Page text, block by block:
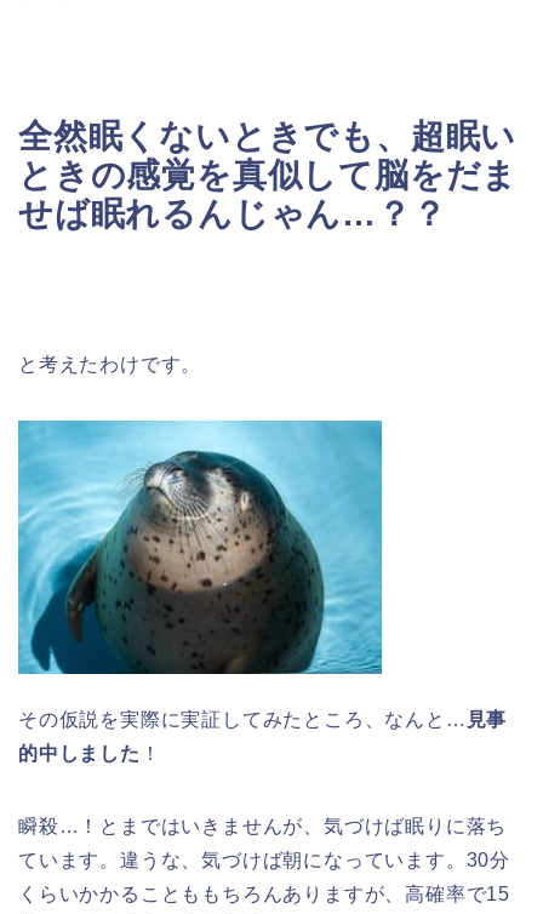
全然眠くないときでも、超眠い
ときの感覚を真似して脳をだま
せば眠れるんじゃん…？？
と考えたわけです。
その仮説を実際に実証してみたところ、なんと… 見事
的中しました ！
瞬殺…！とまではいきませんが、気づけば眠りに落ち
ています。違うな、気づけば朝になっています。30分
くらいかかることももちろんありますが、高確率で15